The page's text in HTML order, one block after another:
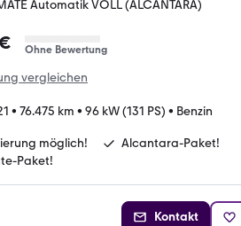
Automatik VOLL (ALCANTARA)
Ohne Bewertung
vergleichen
• 76.475 km • 96 kW (131 PS) • Benzin
möglich!
Alcantara-Paket!
Paket!
Kontakt